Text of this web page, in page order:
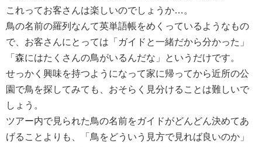
これってお客さんは楽しいのでしょうか…。
鳥の名前の羅列なんて英単語帳をめくっているようなもの
で、お客さんにとっては「ガイドと一緒だから分かった」
「森にはたくさんの鳥がいるんだな」というだけです。
せっかく興味を持つようになって家に帰ってから近所の公
園で鳥を探してみても、おそらく見分けることは難しいで
しょう。
ツアー内で見られた鳥の名前をガイドがどんどん決めてあ
げることよりも、「鳥をどういう見方で見れば良いのか」